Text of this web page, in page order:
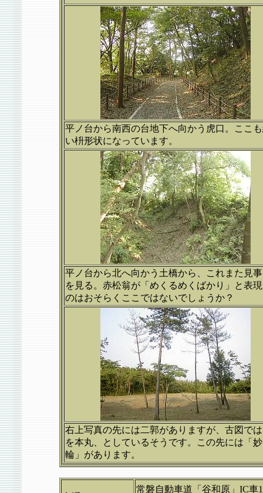
平ノ台から南西の台地下へ向かう虎口。ここ
い枡形状になっています。
平ノ台から北へ向かう土橋から、これまた見
を見る。赤松翁が「めくるめくばかり」と表
のはおそらくここではないでしょうか？
右上写真の先には二郭がありますが、古図で
を本丸、としているそうです。この先には「
輪」があります。
常磐自動車道「谷和原」IC車